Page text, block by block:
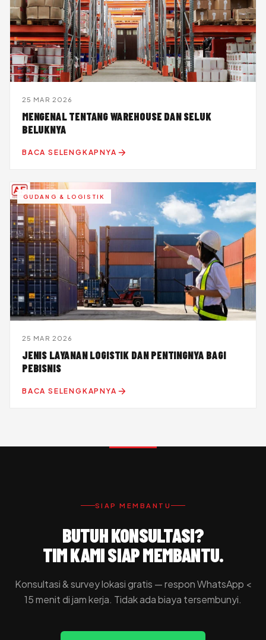
25 MAR 2026
MENGENAL TENTANG WAREHOUSE DAN SELUK
BELUKNYA
BACA SELENGKAPNYA
GUDANG & LOGISTIK
25 MAR 2026
JENIS LAYANAN LOGISTIK DAN PENTINGNYA BAGI
PEBISNIS
BACA SELENGKAPNYA
SIAP MEMBANTU
BUTUH KONSULTASI?
TIM KAMI SIAP MEMBANTU.
Konsultasi & survey lokasi gratis — respon WhatsApp <
15 menit di jam kerja. Tidak ada biaya tersembunyi.